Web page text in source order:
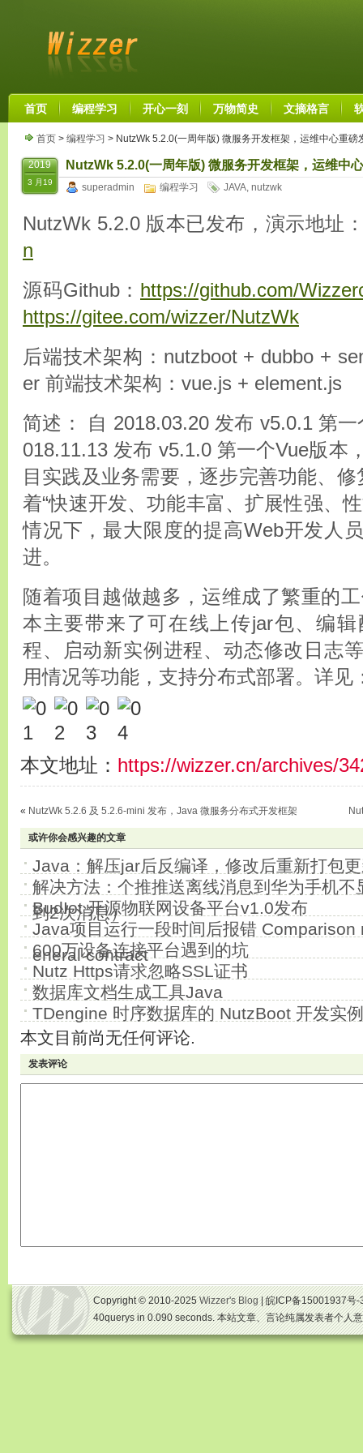
首页 编程学习 开心一刻 万物简史 文摘格言
首页 > 编程学习 > NutzWk 5.2.0(一周年版) 微服务开发框架，运维中心重磅
2019
3 月19
NutzWk 5.2.0(一周年版) 微服务开发框架，运维中
superadmin 编程学习 JAVA, nutzwk
NutzWk 5.2.0 版本已发布，演示地址
n
源码Github： https://github.com/
https://gitee.com/wizzer/NutzWk
后端技术架构：nutzboot + dubbo +
er 前端技术架构：vue.js + element.js
简述： 自 2018.03.20 发布 v5.0.1 第
018.11.13 发布 v5.1.0 第一个Vue版本
目实践及业务需要，逐步完善功能、
着“快速开发、功能丰富、扩展性强、
情况下，最大限度的提高Web开发人
进。
随着项目越做越多，运维成了繁重的
本主要带来了可在线上传jar包、编
程、启动新实例进程、动态修改日志
用情况等功能，支持分布式部署。详见
本文地址： https://wizzer.cn/archives/
« NutzWk 5.2.6 及 5.2.6-mini 发布，Java 微服务分布式开发框架
或许你会感兴趣的文章
Java：解压jar后反编译，修改后重新打包
解决方法：个推推送离线消息到华为手机不
到2次消息）
BudIot 开源物联网设备平台v1.0发布
Java项目运行一段时间后报错
eneral contract
600万设备连接平台遇到的坑
Nutz Https请求忽略SSL证书
数据库文档生成工具Java
TDengine 时序数据库的 NutzBoot 开发实例
本文目前尚无任何评论.
发表评论
Copyright © 2010-2025Wizzer's Blog| 皖ICP备15001937号
40querys in 0.090 seconds. 本站文章、言论纯属发表者个人